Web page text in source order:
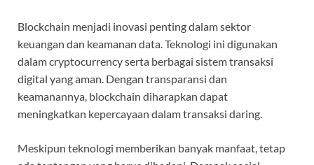
Blockchain menjadi inovasi penting dalam sektor
keuangan dan keamanan data. Teknologi ini digunakan
dalam cryptocurrency serta berbagai sistem transaksi
digital yang aman. Dengan transparansi dan
keamanannya, blockchain diharapkan dapat
meningkatkan kepercayaan dalam transaksi daring.
Meskipun teknologi memberikan banyak manfaat, tetap